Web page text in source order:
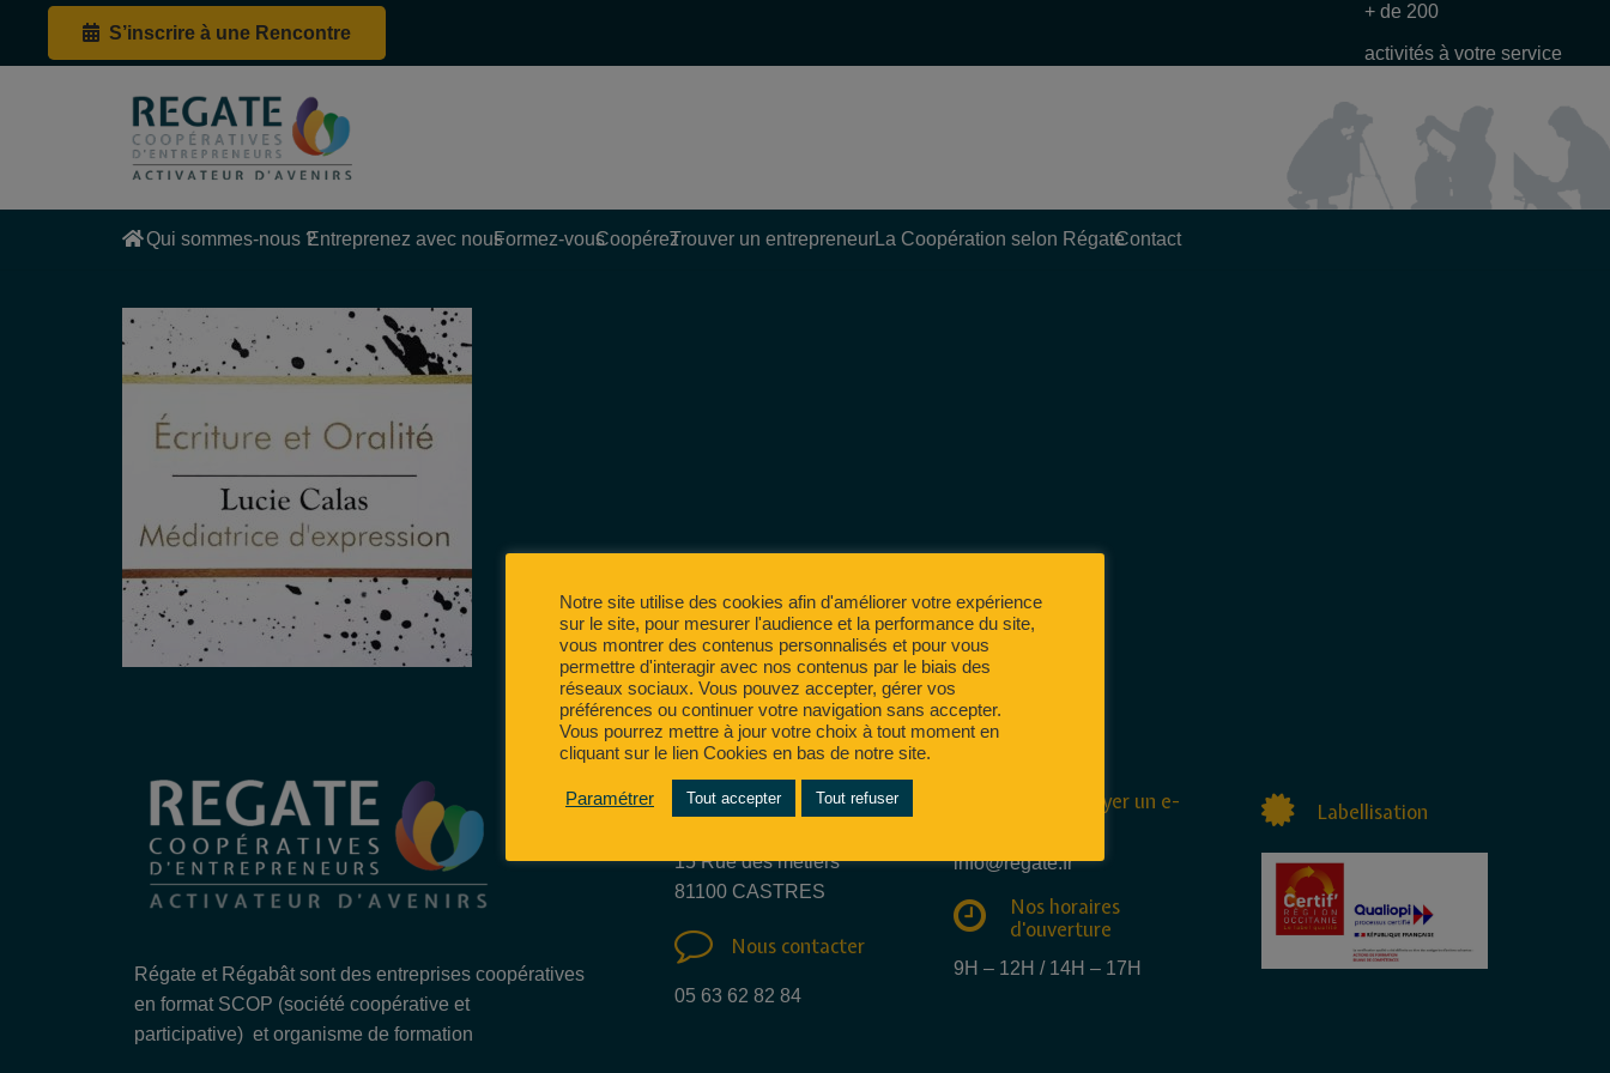
S’inscrire à une Rencontre
+ de 200
activités à votre service
Qui sommes-nous ?Entreprenez avec nousFormez-vousCoopérezTrouver un entrepreneurLa Coopération selon RégateContact
Régate et Régabât sont des entreprises coopératives
en format SCOP (société coopérative et
participative) et organisme de formation
Nous trouver
15 Rue des métiers
81100 CASTRES
Nous contacter
05 63 62 82 84
Nous envoyer un e-
info@regate.fr
Nos horaires
d'ouverture
9H – 12H / 14H – 17H
Labellisation
Notre site utilise des cookies afin d'améliorer votre expérience
sur le site, pour mesurer l'audience et la performance du site,
vous montrer des contenus personnalisés et pour vous
permettre d'interagir avec nos contenus par le biais des
réseaux sociaux. Vous pouvez accepter, gérer vos
préférences ou continuer votre navigation sans accepter.
Vous pourrez mettre à jour votre choix à tout moment en
cliquant sur le lien Cookies en bas de notre site.
Paramétrer Tout accepter Tout refuser